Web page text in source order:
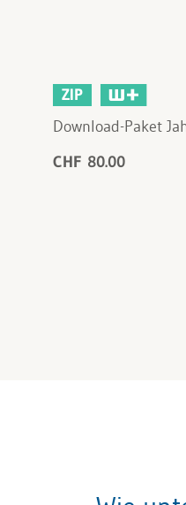
ZIP
Download-Paket
CHF 80.00